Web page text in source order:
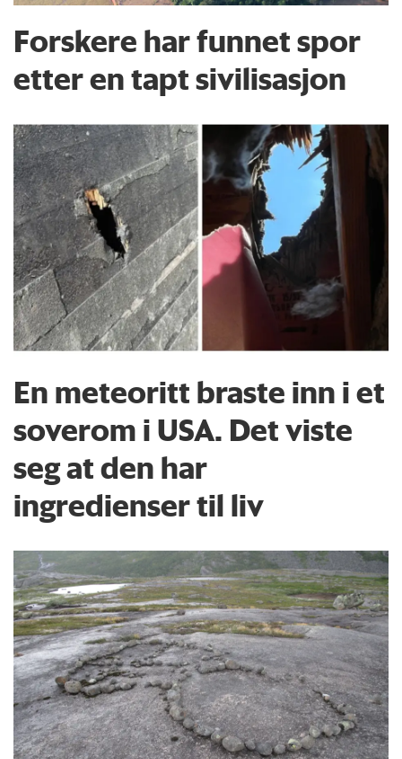
Forskere har funnet spor
etter en tapt sivilisasjon
En meteoritt braste inn i et
soverom i USA. Det viste
seg at den har
ingredienser til liv